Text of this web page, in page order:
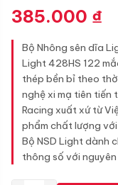
385.000 ₫
Bộ Nhông sên dĩa
Light 428HS 122
thép bền bỉ theo
nghệ xi mạ tiên tiến
Racing xuất xứ từ
phẩm chất lượng
Bộ NSD Light dành
thông số với nguyên